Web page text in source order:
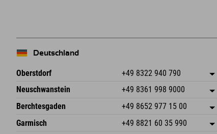
Deutschland
Oberstdorf +49 8322 940 790
An der Breitach 3
Deutschland
Adresse speichern
Buchen
Neuschwanstein +49 8361 998 9000
An der Riese 45
87484 Nesselwang im Allgäu
Deutschland
Adresse speichern
Buchen
Berchtesgaden +49 8652 977 15 00
Hofreitstr. 7
Adresse speichern
Garmisch +49 8821 60 35 990